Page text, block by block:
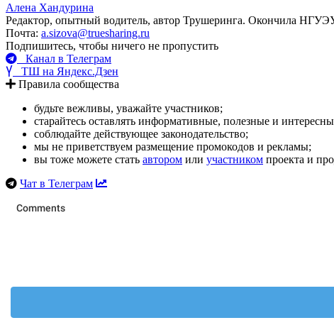
Алена Хандурина
Редактор, опытный водитель, автор Трушеринга. Окончила
Почта: a.sizova@truesharing.ru
Подпишитесь, чтобы ничего не пропустить
Канал в Телеграм
ТШ на Яндекс.Дзен
Правила сообщества
будьте вежливы, уважайте участников;
старайтесь оставлять информативные, полезные и
соблюдайте действующее законодательство;
мы не приветствуем размещение промокодов и рекламы;
вы тоже можете стать автором или участником проекта и
Чат в Телеграм